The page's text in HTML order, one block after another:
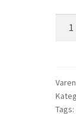
190/
ZR
Tags: